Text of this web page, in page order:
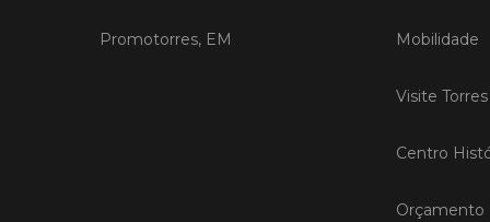
Promotorres, EM Mobilidade
Visite
Centro
Orçamento